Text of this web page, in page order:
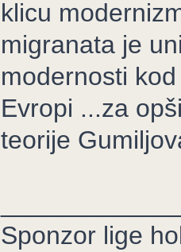
klicu
migranata je
modernosti
Evropi ...za
teorije
Sponzor lige